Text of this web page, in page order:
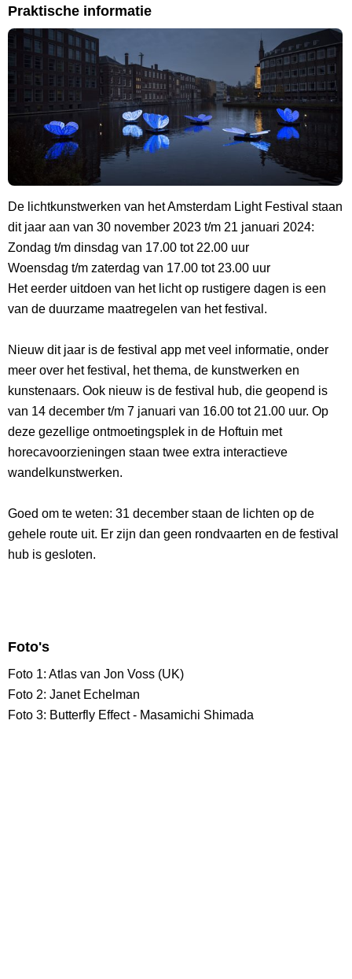
Praktische informatie
De lichtkunstwerken van het Amsterdam Light Festival staan
dit jaar aan van 30 november 2023 t/m 21 januari 2024:
Zondag t/m dinsdag van 17.00 tot 22.00 uur
Woensdag t/m zaterdag van 17.00 tot 23.00 uur
Het eerder uitdoen van het licht op rustigere dagen is een
van de duurzame maatregelen van het festival.
Nieuw dit jaar is de festival app met veel informatie, onder
meer over het festival, het thema, de kunstwerken en
kunstenaars. Ook nieuw is de festival hub, die geopend is
van 14 december t/m 7 januari van 16.00 tot 21.00 uur. Op
deze gezellige ontmoetingsplek in de Hoftuin met
horecavoorzieningen staan twee extra interactieve
wandelkunstwerken.
Goed om te weten: 31 december staan de lichten op de
gehele route uit. Er zijn dan geen rondvaarten en de festival
hub is gesloten.
Foto's
Foto 1: Atlas van Jon Voss (UK)
Foto 2: Janet Echelman
Foto 3: Butterfly Effect - Masamichi Shimada